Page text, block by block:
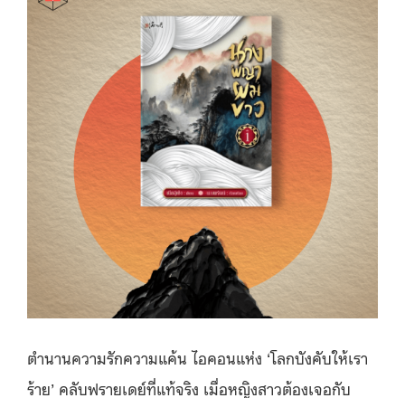
ตำนานความรักความแค้น ไอคอนแห่ง ‘โลกบังคับให้เรา
ร้าย’ คลับฟรายเดย์ที่แท้จริง เมื่อหญิงสาวต้องเจอกับ